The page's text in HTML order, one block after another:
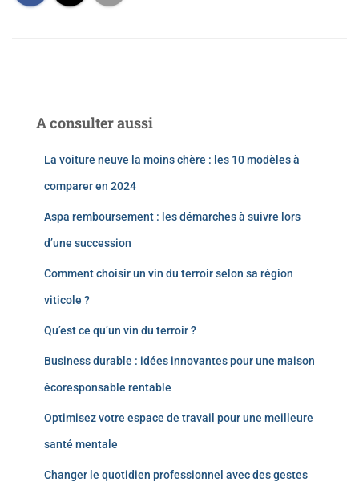
A consulter aussi
La voiture neuve la moins chère : les 10 modèles à
comparer en 2024
Aspa remboursement : les démarches à suivre lors
d’une succession
Comment choisir un vin du terroir selon sa région
viticole ?
Qu’est ce qu’un vin du terroir ?
Business durable : idées innovantes pour une maison
écoresponsable rentable
Optimisez votre espace de travail pour une meilleure
santé mentale
Changer le quotidien professionnel avec des gestes